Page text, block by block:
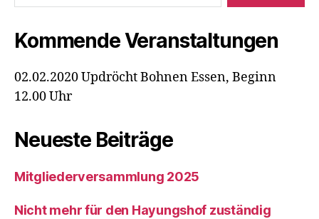
Kommende Veranstaltungen
02.02.2020 Updröcht Bohnen Essen, Beginn
12.00 Uhr
Neueste Beiträge
Mitgliederversammlung 2025
Nicht mehr für den Hayungshof zuständig